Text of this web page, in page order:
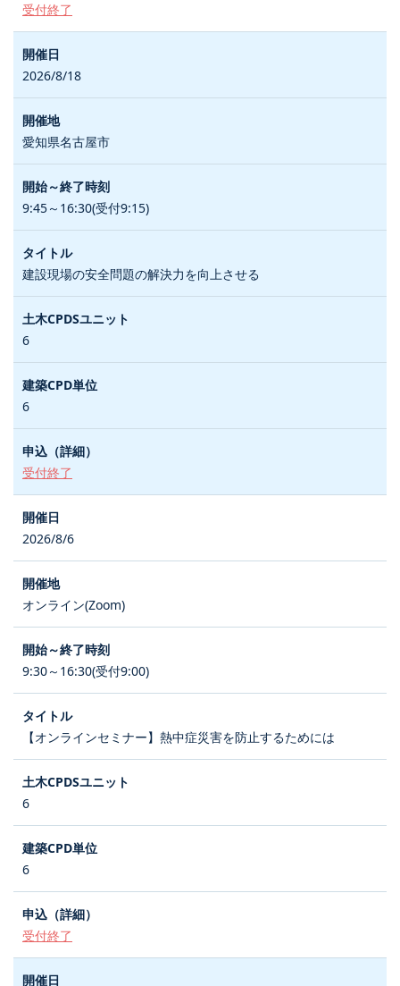
受付終了
2026/8/18
愛知県名古屋市
9:45～16:30(受付9:15)
建設現場の安全問題の解決力を向上させる
6
6
受付終了
2026/8/6
オンライン(Zoom)
9:30～16:30(受付9:00)
【オンラインセミナー】熱中症災害を防止するためには
6
6
受付終了